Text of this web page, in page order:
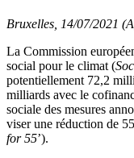
Bruxelles, 14/07/2021
La Commission
social pour le climat (
potentiellement 72,2
milliards avec le
sociale des mesures
viser une réduction de
for 55’).